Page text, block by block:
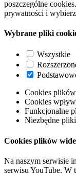
poszczególne
prywatności i
Wybrane pliki
Wszystkie
Cookies
Cookies
Funkcjonalne
Niezbędne
Cookies plików
Na naszym serwisie
serwisu YouTube. W